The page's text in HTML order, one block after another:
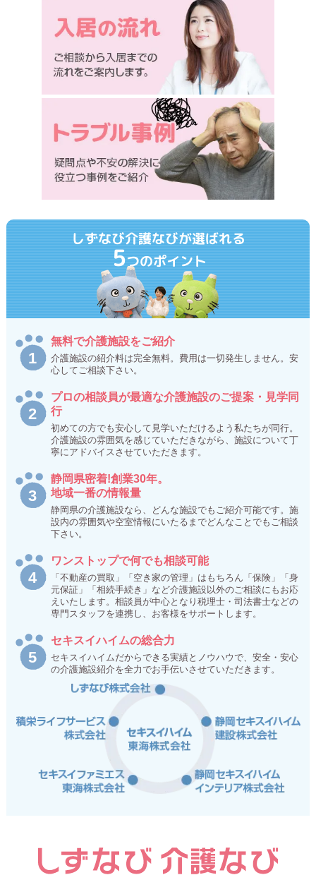
しずなび介護なびが選ばれる
5つのポイント
無料で介護施設をご紹介
介護施設の紹介料は完全無料。費用は一切発生しません。安
心してご相談下さい。
プロの相談員が最適な介護施設のご提案・見学同
行
初めての方でも安心して見学いただけるよう私たちが同行。
介護施設の雰囲気を感じていただきながら、施設について丁
寧にアドバイスさせていただきます。
静岡県密着!創業30年。
地域一番の情報量
静岡県の介護施設なら、どんな施設でもご紹介可能です。施
設内の雰囲気や空室情報にいたるまでどんなことでもご相談
下さい。
ワンストップで何でも相談可能
「不動産の買取」「空き家の管理」はもちろん「保険」「身
元保証」「相続手続き」など介護施設以外のご相談にもお応
えいたします。相談員が中心となり税理士・司法書士などの
専門スタッフを連携し、お客様をサポートします。
セキスイハイムの総合力
セキスイハイムだからできる実績とノウハウで、安全・安心
の介護施設紹介を全力でお手伝いさせていただきます。